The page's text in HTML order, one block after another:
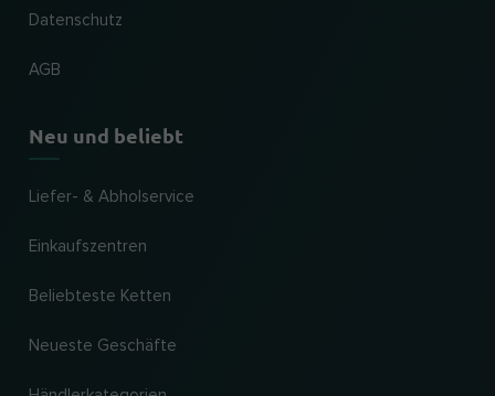
Datenschutz
AGB
Neu und beliebt
Liefer- & Abholservice
Einkaufszentren
Beliebteste Ketten
Neueste Geschäfte